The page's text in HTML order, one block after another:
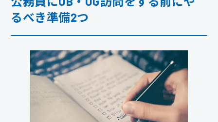
るべき準備2つ